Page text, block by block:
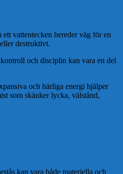
vattentecken bereder väg för en
destruktivt.
och disciplin kan vara en del
och härliga energi hjälper
som skänker lycka, välstånd,
kan vara både materiella och